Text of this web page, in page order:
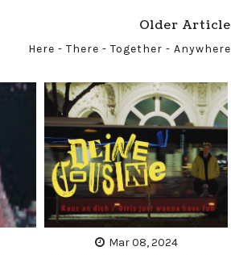
Older Article
Here - There - Together - Anywhere
Mar 08, 2024